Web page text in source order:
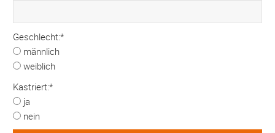
Geschlecht:*
männlich
weiblich
Kastriert:*
ja
nein